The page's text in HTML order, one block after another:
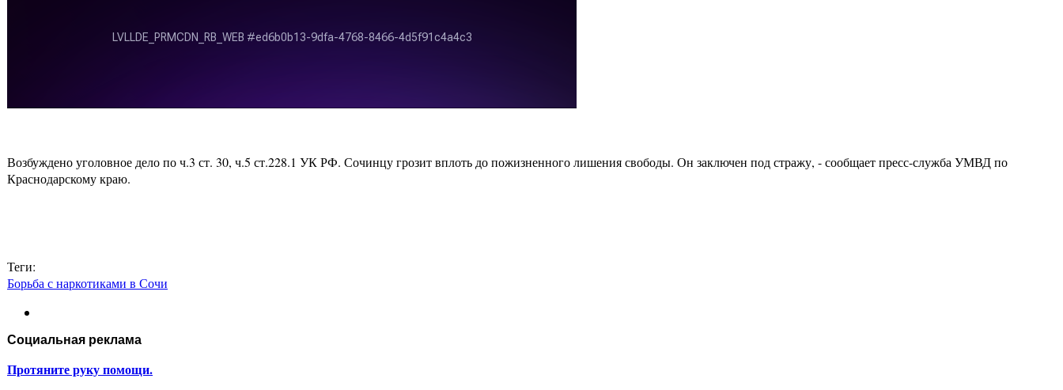
Возбуждено уголовное дело по ч.3 ст. 30, ч.5 ст.228.1 УК РФ. Сочинцу грозит вплоть до пожизненного лишения свободы. Он заключен под стражу, - сообщает пресс-служба УМВД по
Краснодарскому краю.
Теги:
Борьба с наркотиками в Сочи
Социальная реклама
Протяните руку помощи.